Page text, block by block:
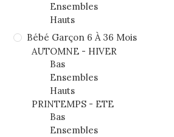
Ensembles
Hauts
Bébé Garçon 6 À 36 Mois
AUTOMNE - HIVER
Bas
Ensembles
Hauts
PRINTEMPS - ETE
Bas
Ensembles